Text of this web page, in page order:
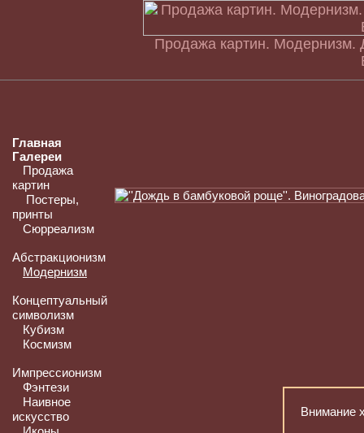
Продажа картин. Модернизм.
Главная
Галереи
Продажа
картин
Постеры,
принты
Сюрреализм
Абстракционизм
Модернизм
Концептуальный
символизм
Кубизм
Космизм
Импрессионизм
Фэнтези
Наивное
искусство
Внимание